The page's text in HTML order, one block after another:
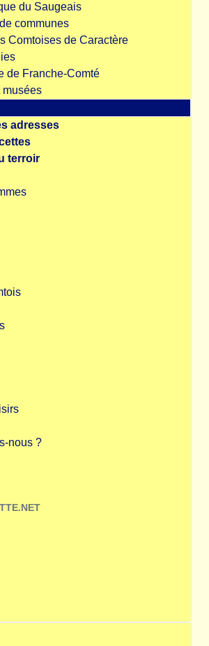
du Saugeais
communes
Comtoises de Caractère
de Franche-Comté
musées
adresses
terroir
nous ?